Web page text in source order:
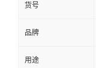
货号
品牌
用途